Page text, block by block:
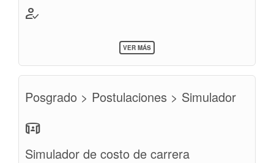
how_to_reg
VER MÁSSOBRE
POSTULACIONES
DESCUENTOS
Posgrado > Postulaciones > Simulador
simulation
Simulador de costo de carrera